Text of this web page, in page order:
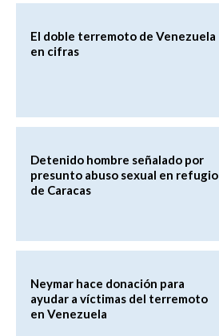
El doble terremoto de Venezuela
en cifras
Detenido hombre señalado por
presunto abuso sexual en refugio
de Caracas
Neymar hace donación para
ayudar a víctimas del terremoto
en Venezuela